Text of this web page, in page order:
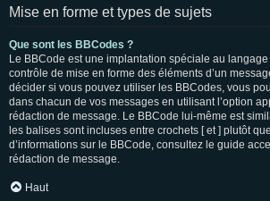
Mise en forme et types de sujets
Que sont les BBCodes ?
Le BBCode est une implantation spéciale au
contrôle de mise en forme des éléments d’un
décider si vous pouvez utiliser les BBCodes, vous
dans chacun de vos messages en utilisant l’option
rédaction de message. Le BBCode lui-même est
les balises sont incluses entre crochets [ et ] plutôt
d’informations sur le BBCode, consultez le guide
rédaction de message.
Haut